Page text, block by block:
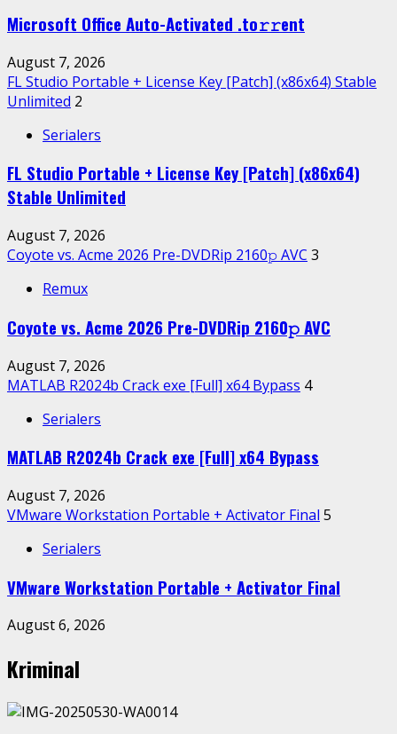
Microsoft Office Auto-Activated .tо𝚛𝚛еnt
August 7, 2026
FL Studio Portable + License Key [Patch] (x86x64) Stable
Unlimited 2
Serialers
FL Studio Portable + License Key [Patch] (x86x64)
Stable Unlimited
August 7, 2026
Coyote vs. Acme 2026 Pre-DVDRip 2160𝚙 AVC 3
Remux
Coyote vs. Acme 2026 Pre-DVDRip 2160𝚙 AVC
August 7, 2026
MATLAB R2024b Crack exe [Full] x64 Bypass 4
Serialers
MATLAB R2024b Crack exe [Full] x64 Bypass
August 7, 2026
VMware Workstation Portable + Activator Final 5
Serialers
VMware Workstation Portable + Activator Final
August 6, 2026
Kriminal